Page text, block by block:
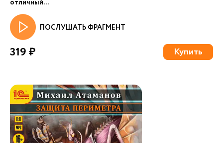
отличный...
ПОСЛУШАТЬ ФРАГМЕНТ
319 ₽ Купить